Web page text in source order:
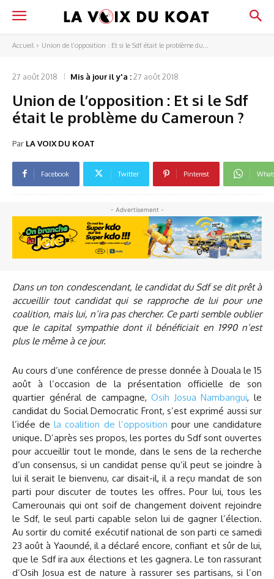
Accueil Union de l’opposition : Et si le Sdf était le problème du...
27 août 2018 Mis à jour il y'a :27 août 2018
Union de l’opposition : Et si le Sdf
était le problème du Cameroun ?
Par LA VOIX DU KOAT
Facebook Twitter Pinterest
- Advertisement -
Dans un ton condescendant, le candidat du Sdf se dit prêt à
accueillir tout candidat qui se rapproche de lui pour une
coalition, mais lui, n’ira pas chercher. Ce parti semble oublier
que le capital sympathie dont il bénéficiait en 1990 n’est
plus le même à ce jour.
Au cours d’une conférence de presse donnée à Douala le 15
août à l’occasion de la présentation officielle de son
quartier général de campagne,Osih Josua Nambangui, le
candidat du Social Democratic Front, s’est exprimé aussi sur
l’idée dela coalition de l’opposition pour une candidature
unique. D’après ses propos, les portes du Sdf sont ouvertes
pour accueillir tout le monde, dans le sens de la recherche
d’un consensus, si un candidat pense qu’il peut se joindre à
lui il serait le bienvenu, car disait-il, il a reçu mandat de son
parti pour discuter de toutes les offres. Pour lui, tous les
Camerounais qui ont soif de changement doivent rejoindre
le Sdf, le seul parti capable selon lui de gagner l’élection.
Au sortir du comité exécutif national de son parti ce samedi
23 août à Yaoundé, il a déclaré encore, confiant et sûr de lui,
que le Sdf ira aux élections et les gagnera. Le ton rassurant
d’Osih Josua est de nature à rassurer ses partisans, si l’on